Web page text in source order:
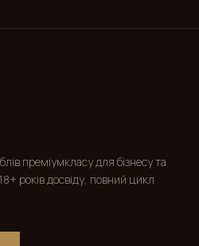
преміумкласу для бізнесу та
років досвіду, повний цикл